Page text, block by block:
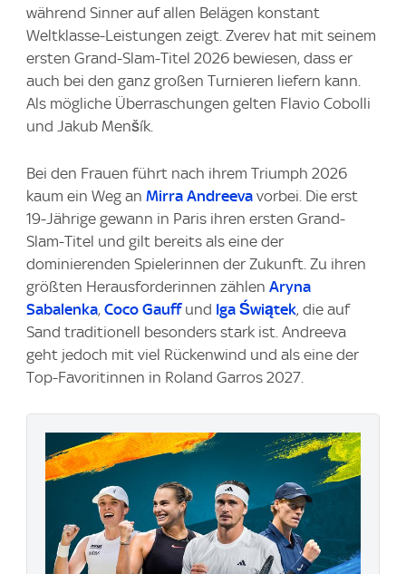
während Sinner auf allen Belägen konstant
Weltklasse-Leistungen zeigt. Zverev hat mit seinem
ersten Grand-Slam-Titel 2026 bewiesen, dass er
auch bei den ganz großen Turnieren liefern kann.
Als mögliche Überraschungen gelten Flavio Cobolli
und Jakub Menšík.
Bei den Frauen führt nach ihrem Triumph 2026
kaum ein Weg an Mirra Andreeva vorbei. Die erst
19-Jährige gewann in Paris ihren ersten Grand-
Slam-Titel und gilt bereits als eine der
dominierenden Spielerinnen der Zukunft. Zu ihren
größten Herausforderinnen zählen Aryna
Sabalenka, Coco Gauffund Iga Świątek, die auf
Sand traditionell besonders stark ist. Andreeva
geht jedoch mit viel Rückenwind und als eine der
Top-Favoritinnen in Roland Garros 2027.